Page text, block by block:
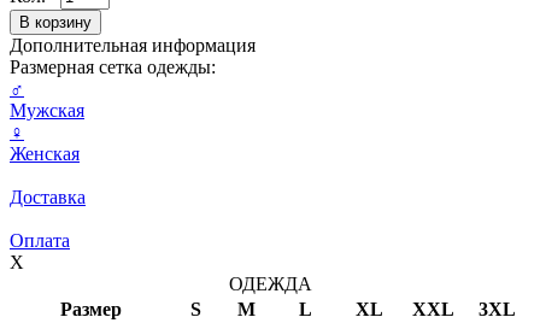
Дополнительная информация
Размерная сетка одежды:
♂
Мужская
♀
Женская
Доставка
Оплата
X
ОДЕЖДА
Размер
S M L XL XXL
3XL